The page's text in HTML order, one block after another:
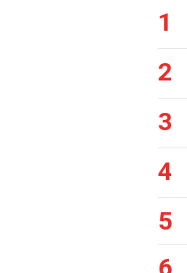
1
2
3
4
5